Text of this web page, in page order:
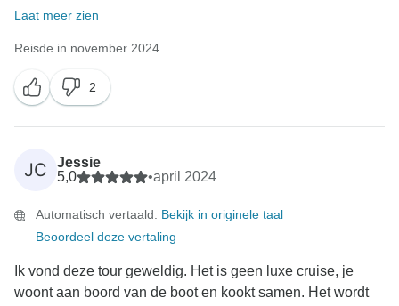
Laat meer zien
Reisde in november 2024
2
JC
Jessie
5,0
•april 2024
Automatisch vertaald. Bekijk in originele taal
Beoordeel deze vertaling
Ik vond deze tour geweldig. Het is geen luxe cruise, je
woont aan boord van de boot en kookt samen. Het wordt